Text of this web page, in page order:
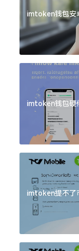
imtoken钱包安
imtoken钱包硬
imtoken提不了